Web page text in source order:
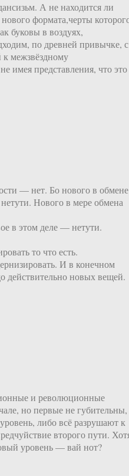
А не находится ли
формата,черты
буковы в воздуях,
по древней привычке, с
к межзвёздному
имея представления, что это
— нет. Бо нового в обмене
Нового в мере обмена
в этом деле — нетути.
то что есть.
И в конечном
действительно новых вещей.
и революционные
но первые не губительны,
либо всё разрушают к
второго пути.
уровень — вай нот?